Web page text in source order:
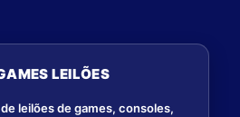
LEILÕES
leilões de games, consoles,